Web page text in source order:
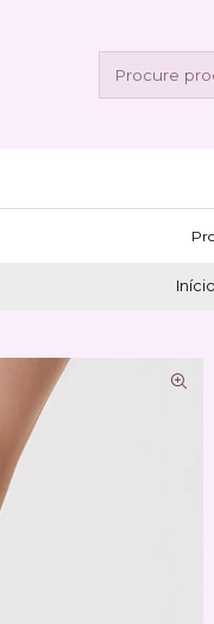
Início